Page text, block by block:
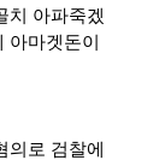
치 아파죽겠
마겟돈이
의로 검찰에